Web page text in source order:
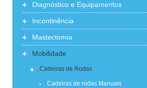
+ Diagnóstico e Equipamentos
+ Incontinência
+ Mastectomia
+ Mobilidade
+ Cadeiras de Rodas
Cadeiras de rodas Manuais